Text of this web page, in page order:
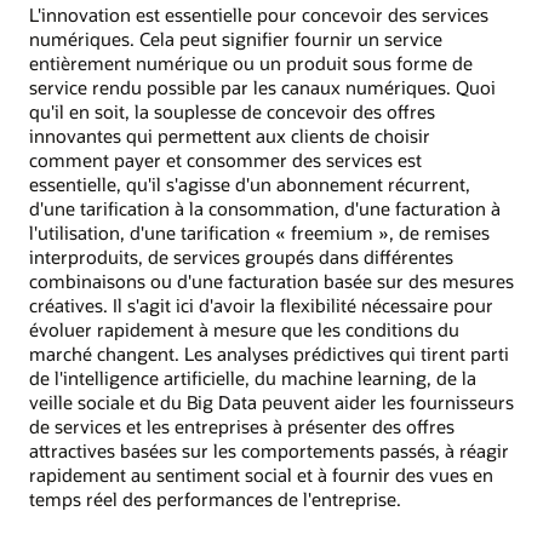
L'innovation est essentielle pour concevoir des services
numériques. Cela peut signifier fournir un service
entièrement numérique ou un produit sous forme de
service rendu possible par les canaux numériques. Quoi
qu'il en soit, la souplesse de concevoir des offres
innovantes qui permettent aux clients de choisir
comment payer et consommer des services est
essentielle, qu'il s'agisse d'un abonnement récurrent,
d'une tarification à la consommation, d'une facturation à
l'utilisation, d'une tarification « freemium », de remises
interproduits, de services groupés dans différentes
combinaisons ou d'une facturation basée sur des mesures
créatives. Il s'agit ici d'avoir la flexibilité nécessaire pour
évoluer rapidement à mesure que les conditions du
marché changent. Les analyses prédictives qui tirent parti
de l'intelligence artificielle, du machine learning, de la
veille sociale et du Big Data peuvent aider les fournisseurs
de services et les entreprises à présenter des offres
attractives basées sur les comportements passés, à réagir
rapidement au sentiment social et à fournir des vues en
temps réel des performances de l'entreprise.